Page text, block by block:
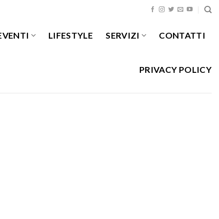
LIFESTYLE SERVIZI CONTATTI
PRIVACY POLICY